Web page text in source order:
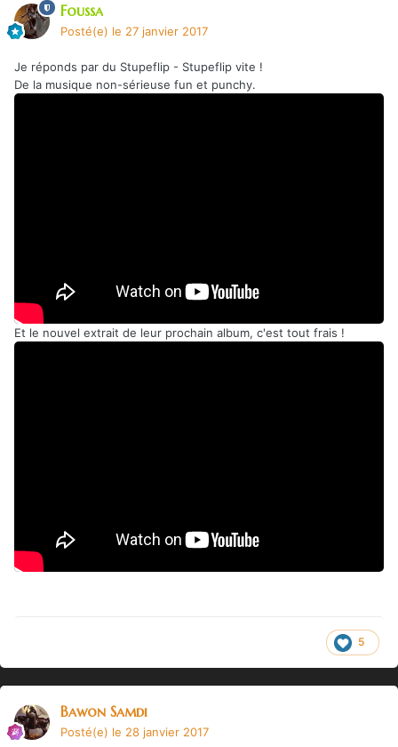
Foussa
Posté(e) le 27 janvier 2017
Je réponds par du Stupeflip - Stupeflip vite !
De la musique non-sérieuse fun et punchy.
Et le nouvel extrait de leur prochain album, c'est tout frais !
5
Bawon Samdi
Posté(e) le 28 janvier 2017